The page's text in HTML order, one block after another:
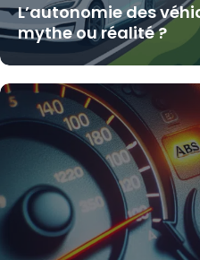
L’autonomie des
mythe ou réalité ?